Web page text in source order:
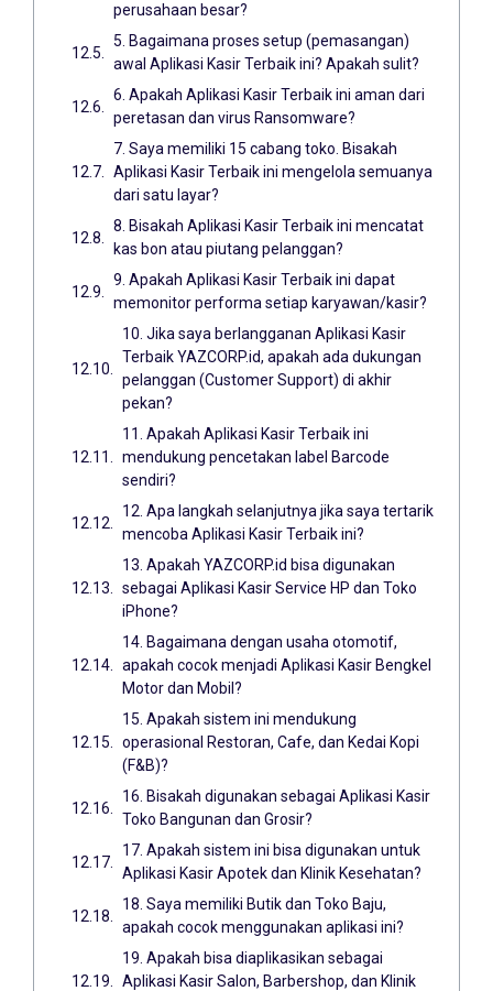
perusahaan besar?
5. Bagaimana proses setup (pemasangan)
awal Aplikasi Kasir Terbaik ini? Apakah sulit?
6. Apakah Aplikasi Kasir Terbaik ini aman dari
peretasan dan virus Ransomware?
7. Saya memiliki 15 cabang toko. Bisakah
Aplikasi Kasir Terbaik ini mengelola semuanya
dari satu layar?
8. Bisakah Aplikasi Kasir Terbaik ini mencatat
kas bon atau piutang pelanggan?
9. Apakah Aplikasi Kasir Terbaik ini dapat
memonitor performa setiap karyawan/kasir?
10. Jika saya berlangganan Aplikasi Kasir
Terbaik YAZCORP.id, apakah ada dukungan
pelanggan (Customer Support) di akhir
pekan?
11. Apakah Aplikasi Kasir Terbaik ini
mendukung pencetakan label Barcode
sendiri?
12. Apa langkah selanjutnya jika saya tertarik
mencoba Aplikasi Kasir Terbaik ini?
13. Apakah YAZCORP.id bisa digunakan
sebagai Aplikasi Kasir Service HP dan Toko
iPhone?
14. Bagaimana dengan usaha otomotif,
apakah cocok menjadi Aplikasi Kasir Bengkel
Motor dan Mobil?
15. Apakah sistem ini mendukung
operasional Restoran, Cafe, dan Kedai Kopi
(F&B)?
16. Bisakah digunakan sebagai Aplikasi Kasir
Toko Bangunan dan Grosir?
17. Apakah sistem ini bisa digunakan untuk
Aplikasi Kasir Apotek dan Klinik Kesehatan?
18. Saya memiliki Butik dan Toko Baju,
apakah cocok menggunakan aplikasi ini?
19. Apakah bisa diaplikasikan sebagai
Aplikasi Kasir Salon, Barbershop, dan Klinik